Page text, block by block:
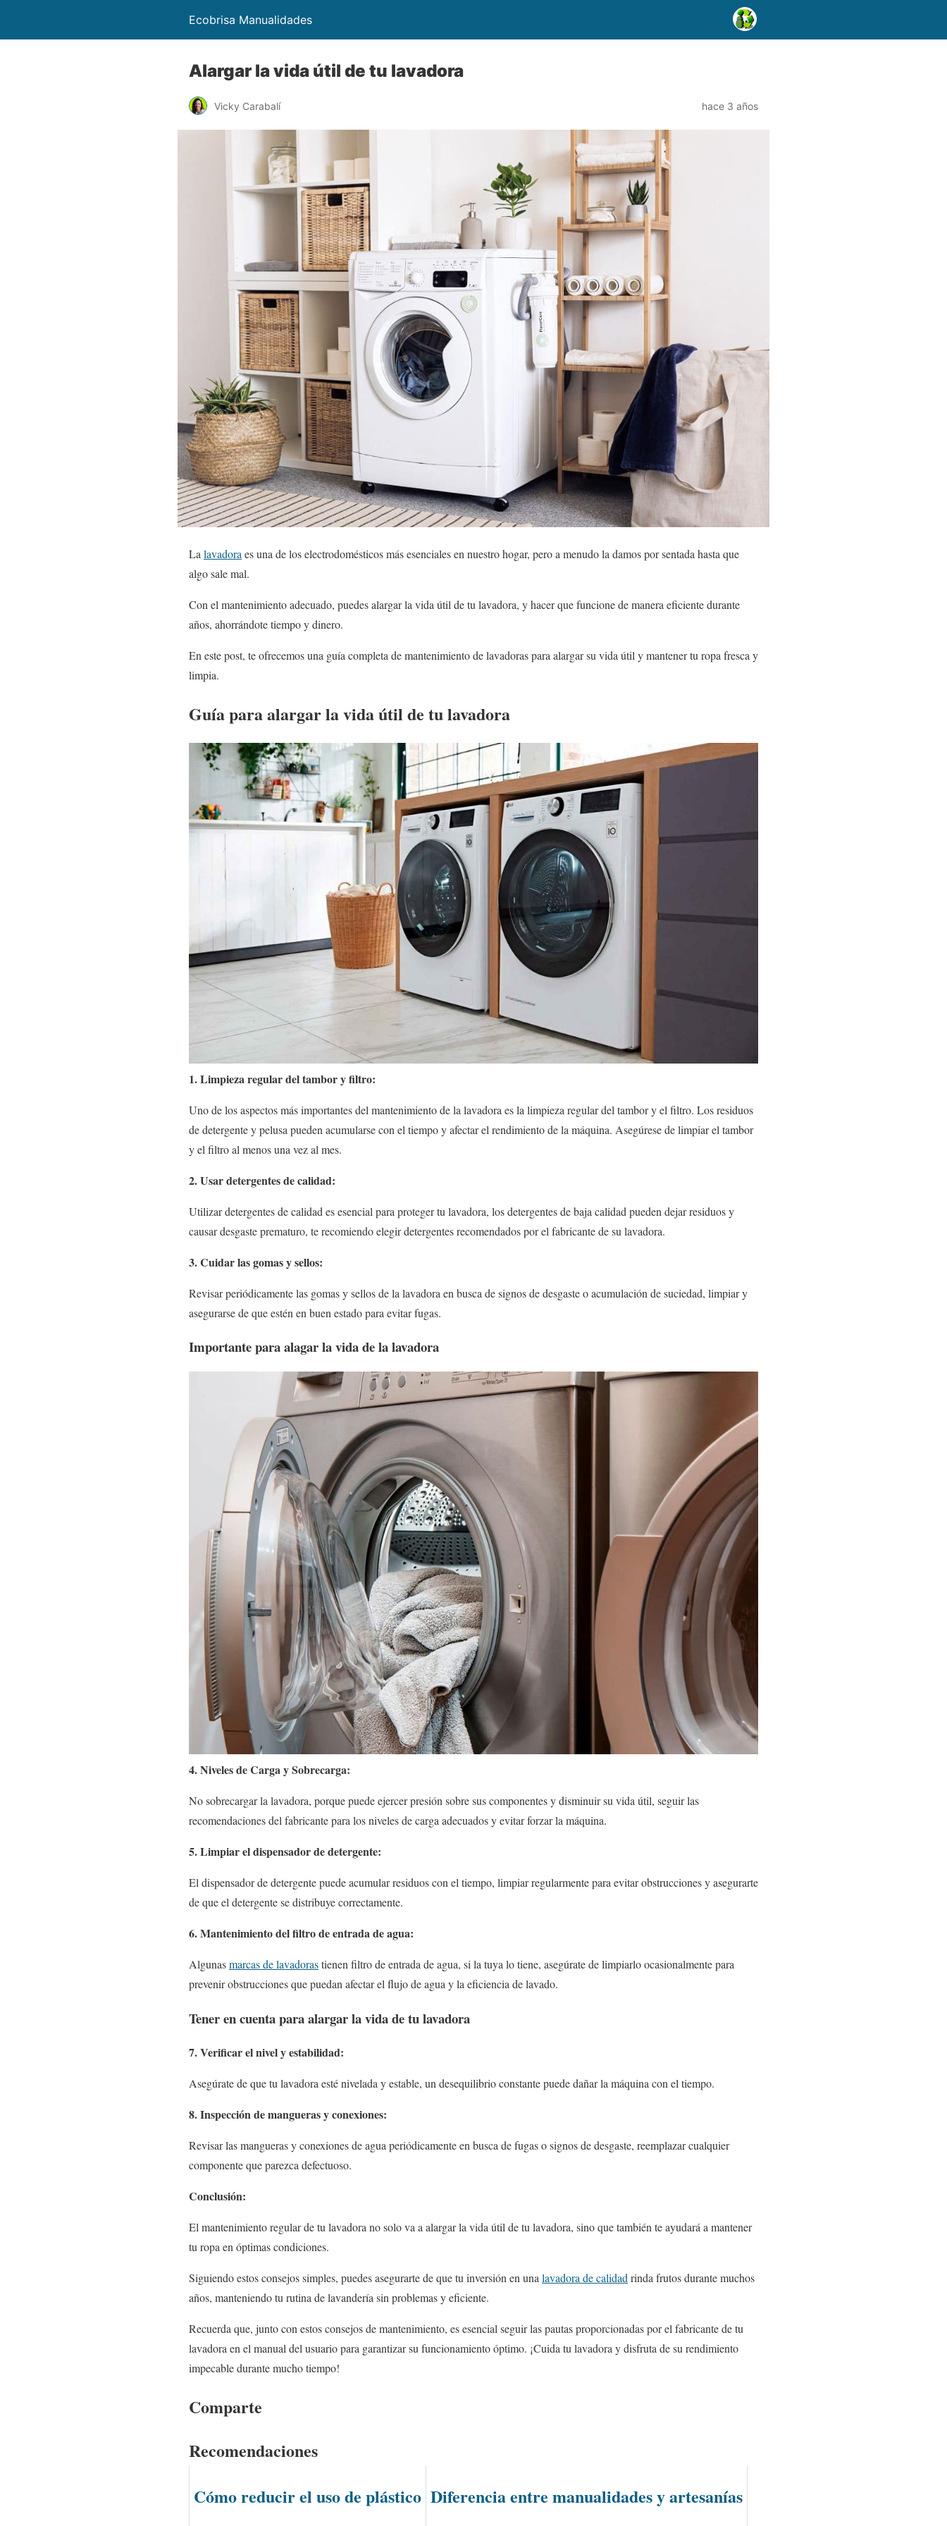
Ecobrisa Manualidades
Alargar la vida útil de tu lavadora
Vicky Carabalí hace 3 años
Lalavadoraes una de los electrodomésticos más esenciales en nuestro hogar, pero a menudo la damos por sentada hasta que
algo sale mal.
Con el mantenimiento adecuado, puedes alargar la vida útil de tu lavadora, y hacer que funcione de manera eficiente durante
años, ahorrándote tiempo y dinero.
En este post, te ofrecemos una guía completa de mantenimiento de lavadoras para alargar su vida útil y mantener tu ropa fresca y
limpia.
Guía para alargar la vida útil de tu lavadora
1. Limpieza regular del tambor y filtro:
Uno de los aspectos más importantes del mantenimiento de la lavadora es la limpieza regular del tambor y el filtro. Los residuos
de detergente y pelusa pueden acumularse con el tiempo y afectar el rendimiento de la máquina. Asegúrese de limpiar el tambor
y el filtro al menos una vez al mes.
2. Usar detergentes de calidad:
Utilizar detergentes de calidad es esencial para proteger tu lavadora, los detergentes de baja calidad pueden dejar residuos y
causar desgaste prematuro, te recomiendo elegir detergentes recomendados por el fabricante de su lavadora.
3. Cuidar las gomas y sellos:
Revisar periódicamente las gomas y sellos de la lavadora en busca de signos de desgaste o acumulación de suciedad, limpiar y
asegurarse de que estén en buen estado para evitar fugas.
Importante para alagar la vida de la lavadora
4. Niveles de Carga y Sobrecarga:
No sobrecargar la lavadora, porque puede ejercer presión sobre sus componentes y disminuir su vida útil, seguir las
recomendaciones del fabricante para los niveles de carga adecuados y evitar forzar la máquina.
5. Limpiar el dispensador de detergente:
El dispensador de detergente puede acumular residuos con el tiempo, limpiar regularmente para evitar obstrucciones y asegurarte
de que el detergente se distribuye correctamente.
6. Mantenimiento del filtro de entrada de agua:
Algunasmarcas de lavadorastienen filtro de entrada de agua, si la tuya lo tiene, asegúrate de limpiarlo ocasionalmente para
prevenir obstrucciones que puedan afectar el flujo de agua y la eficiencia de lavado.
Tener en cuenta para alargar la vida de tu lavadora
7. Verificar el nivel y estabilidad:
Asegúrate de que tu lavadora esté nivelada y estable, un desequilibrio constante puede dañar la máquina con el tiempo.
8. Inspección de mangueras y conexiones:
Revisar las mangueras y conexiones de agua periódicamente en busca de fugas o signos de desgaste, reemplazar cualquier
componente que parezca defectuoso.
Conclusión:
El mantenimiento regular de tu lavadora no solo va a alargar la vida útil de tu lavadora, sino que también te ayudará a mantener
tu ropa en óptimas condiciones.
Siguiendo estos consejos simples, puedes asegurarte de que tu inversión en unalavadora de calidadrinda frutos durante muchos
años, manteniendo tu rutina de lavandería sin problemas y eficiente.
Recuerda que, junto con estos consejos de mantenimiento, es esencial seguir las pautas proporcionadas por el fabricante de tu
lavadora en el manual del usuario para garantizar su funcionamiento óptimo. ¡Cuida tu lavadora y disfruta de su rendimiento
impecable durante mucho tiempo!
Comparte
Recomendaciones
Cómo reducir el uso de plástico Diferencia entre manualidades y artesanías